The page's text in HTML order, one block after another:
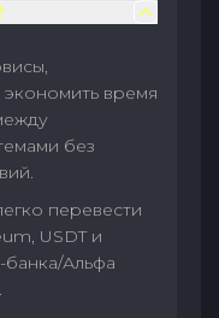
время
без
перевести
USDT и
Альфа